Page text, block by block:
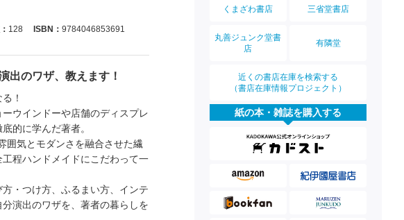
128 ISBN： 9784046853691
出のワザ、教えます！
！
ウインドーや店舗のディスプレ
的に学んだ著者。
囲気とモダンさを融合させた繊
程ハンドメイドにこだわって一
・つけ方、ふるまい方、インテ
演出のワザを、著者の暮らしを
くまざわ書店 三省堂書店
丸善ジュンク堂書
店
有隣堂
近くの書店在庫を検索する
（書店在庫情報プロジェクト）
紙の本・雑誌を購入する